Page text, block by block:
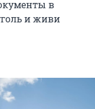
в
и живи